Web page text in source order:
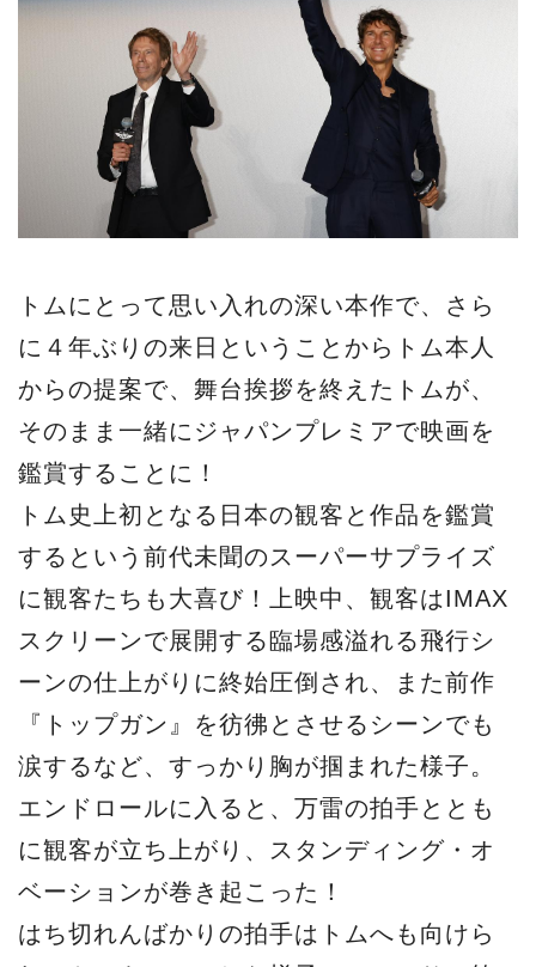
トムにとって思い入れの深い本作で、さら
に４年ぶりの来日ということからトム本人
からの提案で、舞台挨拶を終えたトムが、
そのまま一緒にジャパンプレミアで映画を
鑑賞することに！
トム史上初となる日本の観客と作品を鑑賞
するという前代未聞のスーパーサプライズ
に観客たちも大喜び！上映中、観客はIMAX
スクリーンで展開する臨場感溢れる飛行シ
ーンの仕上がりに終始圧倒され、また前作
『トップガン』を彷彿とさせるシーンでも
涙するなど、すっかり胸が掴まれた様子。
エンドロールに入ると、万雷の拍手ととも
に観客が立ち上がり、スタンディング・オ
ベーションが巻き起こった！
はち切れんばかりの拍手はトムへも向けら